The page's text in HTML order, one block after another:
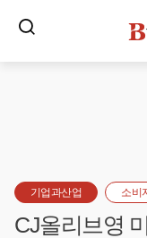
기업과산업 소비
CJ올리브영